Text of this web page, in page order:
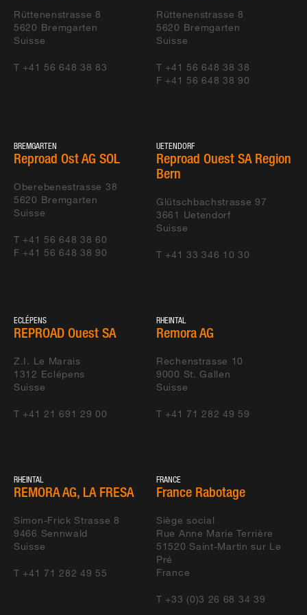
Rosshäusern
Tunnel ATR
ARGE Tunnel Rosshäusern
Visp
Küblis Tunnel STRABAG AG
Serrières
CATS Consortium Autoroutier
Neuchâtel
Chatzuhüs
STRABAG AG, Tunnelbau
Marti Tunnelbau Buchrain
06583
Imboden AG, Visp
ARGE Marti Gubrist
Rüttenenstrasse 8
5620 Bremgarten
Suisse
T +41 56 648 38 83
Rüttenenstrasse 8
5620 Bremgarten
Suisse
T +41 56 648 38 38
F +41 56 648 38 90
BREMGARTEN
Reproad Ost AG SOL
Oberebenestrasse 38
5620 Bremgarten
Suisse
T +41 56 648 38 60
F +41 56 648 38 90
UETENDORF
Reproad Ouest SA Region
Bern
Glütschbachstrasse 97
3661 Uetendorf
Suisse
T +41 33 346 10 30
ECLÉPENS
REPROAD Ouest SA
Z.I. Le Marais
1312 Eclépens
Suisse
T +41 21 691 29 00
RHEINTAL
Remora AG
Rechenstrasse 10
9000 St. Gallen
Suisse
T +41 71 282 49 59
RHEINTAL
REMORA AG, LA FRESA
Simon-Frick Strasse 8
9466 Sennwald
Suisse
T +41 71 282 49 55
FRANCE
France Rabotage
Siège social
Rue Anne Marie Terrière
51520 Saint-Martin sur Le
Pré
France
T +33 (0)3 26 68 34 39